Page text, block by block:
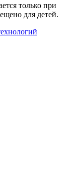
только при
для детей.